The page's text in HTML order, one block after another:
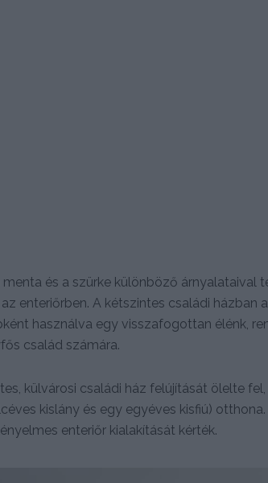
menta és a szürke különböző
enteriőrben. A kétszintes családi házban
használva egy visszafogottan élénk,
család számára.
külvárosi családi ház felújítását ölelte
kislány és egy egyéves kisfiú)
enteriőr kialakítását kérték.